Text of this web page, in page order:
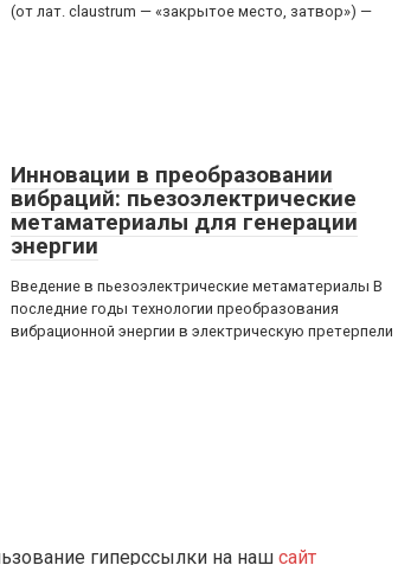
(от лат. claustrum — «закрытое место, затвор») —
Инновации в преобразовании
вибраций: пьезоэлектрические
метаматериалы для генерации
энергии
Введение в пьезоэлектрические метаматериалы В
последние годы технологии преобразования
вибрационной энергии в электрическую претерпели
гиперссылки на наш сайт